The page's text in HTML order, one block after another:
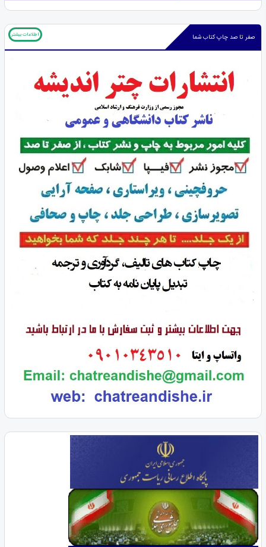
صفر تا صد چاپ کتاب شما اطلاعات بیشتر